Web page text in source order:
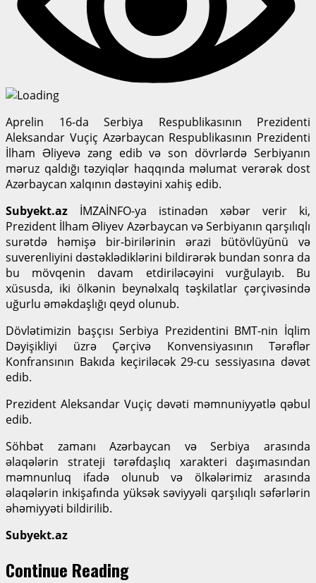
Aprelin 16-da Serbiya Respublikasının Prezidenti
Aleksandar Vuçiç Azərbaycan Respublikasının Prezidenti
İlham Əliyevə zəng edib və son dövrlərdə Serbiyanın
məruz qaldığı təzyiqlər haqqında məlumat verərək dost
Azərbaycan xalqının dəstəyini xahiş edib.
Subyekt.az İMZAİNFO-ya istinadən xəbər verir ki,
Prezident İlham Əliyev Azərbaycan və Serbiyanın qarşılıqlı
surətdə həmişə bir-birilərinin ərazi bütövlüyünü və
suverenliyini dəstəklədiklərini bildirərək bundan sonra da
bu mövqenin davam etdiriləcəyini vurğulayıb. Bu
xüsusda, iki ölkənin beynəlxalq təşkilatlar çərçivəsində
uğurlu əməkdaşlığı qeyd olunub.
Dövlətimizin başçısı Serbiya Prezidentini BMT-nin İqlim
Dəyişikliyi üzrə Çərçivə Konvensiyasının Tərəflər
Konfransının Bakıda keçiriləcək 29-cu sessiyasına dəvət
edib.
Prezident Aleksandar Vuçiç dəvəti məmnuniyyətlə qəbul
edib.
Söhbət zamanı Azərbaycan və Serbiya arasında
əlaqələrin strateji tərəfdaşlıq xarakteri daşımasından
məmnunluq ifadə olunub və ölkələrimiz arasında
əlaqələrin inkişafında yüksək səviyyəli qarşılıqlı səfərlərin
əhəmiyyəti bildirilib.
Subyekt.az
Continue Reading